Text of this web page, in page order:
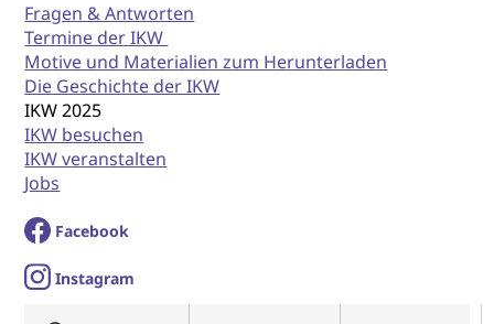
Fragen & Antworten
Termine der IKW
Motive und Materialien zum Herunterladen
Die Geschichte der IKW
IKW 2025
IKW besuchen
IKW veranstalten
Jobs
Facebook
Instagram